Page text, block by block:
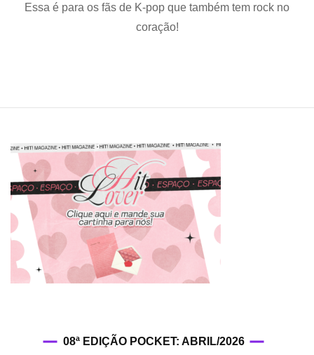
colocam
o
Heroes
MV
de
“iNSTEAD!
(Feat.
YB
Yoon
Do
Hyun)”
Essa é para os fãs de K-pop que também tem rock no
coração!
08ª EDIÇÃO POCKET: ABRIL/2026